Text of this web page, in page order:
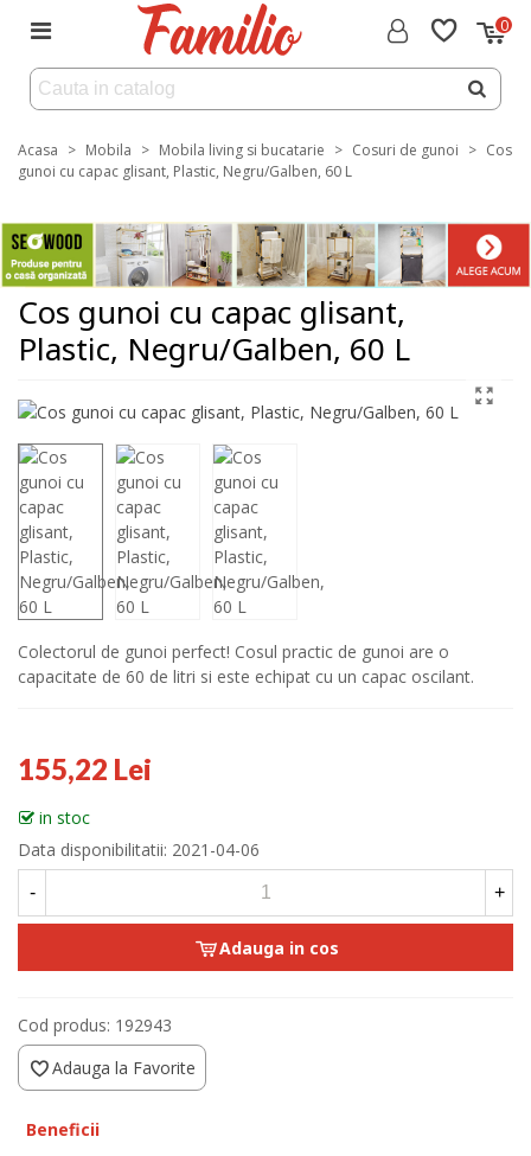
0
Acasa > Mobila > Mobila living si bucatarie > Cosuri de gunoi > Cos
gunoi cu capac glisant, Plastic, Negru/Galben, 60 L
Cos gunoi cu capac glisant,
Plastic, Negru/Galben, 60 L
Colectorul de gunoi perfect! Cosul practic de gunoi are o
capacitate de 60 de litri si este echipat cu un capac oscilant.
155,22 Lei
in stoc
Data disponibilitatii: 2021-04-06
- +
Adauga in cos
Cod produs: 192943
Adauga la Favorite
Beneficii